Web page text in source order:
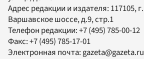
Адрес редакции и издателя: 117105, г.
Варшавское шоссе, д.9, стр.1
Телефон редакции:+7 (495) 785-00-12
Факс:+7 (495) 785-17-01
Электронная почта: gazeta@gazeta.ru